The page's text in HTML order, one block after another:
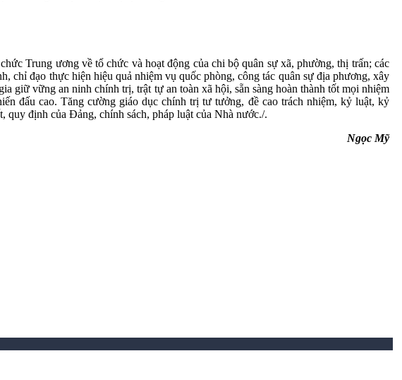
Trung ương về tổ chức và hoạt động của chi bộ quân sự xã, phường, thị trấn; các
đạo thực hiện hiệu quả nhiệm vụ quốc phòng, công tác quân sự địa phương, xây
giữ vững an ninh chính trị, trật tự an toàn xã hội, sẵn sàng hoàn thành tốt mọi nhiệm
đấu cao. Tăng cường giáo dục chính trị tư tưởng, đề cao trách nhiệm, kỷ luật, kỷ
định của Đảng, chính sách, pháp luật của Nhà nước./.
Ngọc Mỹ